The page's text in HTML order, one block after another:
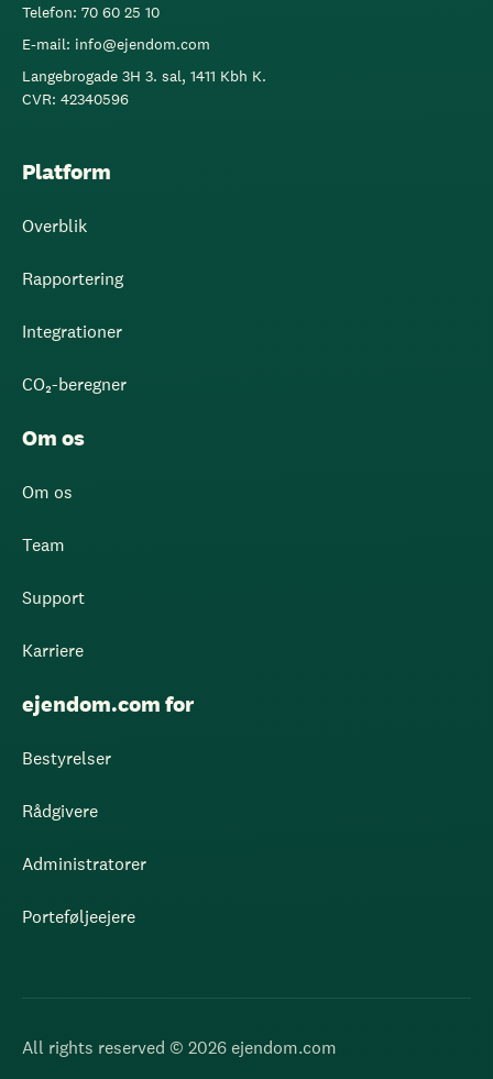
Telefon: 70 60 25 10
E-mail: info@ejendom.com
Langebrogade 3H 3. sal, 1411 Kbh K.
CVR: 42340596
Platform
Overblik
Rapportering
Integrationer
CO₂-beregner
Om os
Om os
Team
Support
Karriere
ejendom.com for
Bestyrelser
Rådgivere
Administratorer
Porteføljeejere
All rights reserved © 2026 ejendom.com